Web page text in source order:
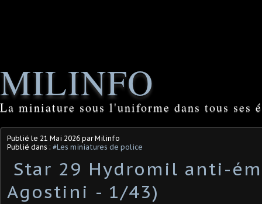
MILINFO
La miniature sous l'uniforme dans tous ses
Publié le 21 Mai 2026 par Milinfo
Publié dans : #Les miniatures de police
Star 29 Hydromil anti-
Agostini - 1/43) ​